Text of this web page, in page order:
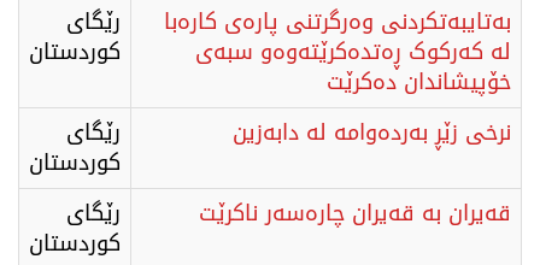
بەتایبەتکردنی وەرگرتنی پارەی کارەبا
لە کەرکوک ڕەتدەکرێتەوەو سبەی
خۆپیشاندان دەکرێت
رێگای
كوردستان
نرخی زێڕ بەردەوامە لە دابەزین
رێگای
كوردستان
قەیران بە قەیران چارەسەر ناکرێت
رێگای
كوردستان